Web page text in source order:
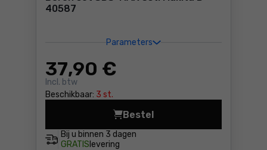
40587
Parameters
37,90 €
Incl. btw
Beschikbaar: 3 st.
Bij u binnen 3 dagen
GRATIS levering
Bestel
Boren set SDS-MAX 3st.